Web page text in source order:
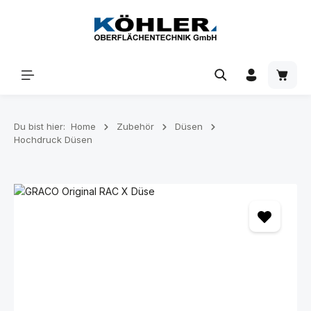
Zum Hauptinhalt springen
Du bist hier: Home Zubehör
Düsen
Hochdruck Düsen
Bildergalerie überspringen